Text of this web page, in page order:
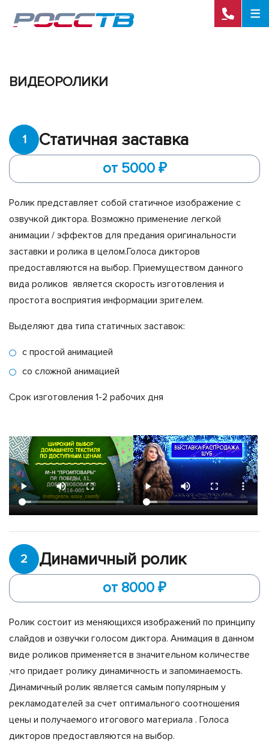
ВИДЕОРОЛИКИ
1 Статичная заставка
от 5000 ₽
Ролик представляет собой статичное изображение с
озвучкой диктора. Возможно применение легкой
анимации / эффектов для предания оригинальности
заставки и ролика в целом.Голоса дикторов
предоставляются на выбор. Приемуществом данного
вида роликов является скорость изготовления и
простота восприятия информации зрителем.
Выделяют два типа статичных заставок:
с простой анимацией
со сложной анимацией
Срок изготовления 1-2 рабочих дня
2 Динамичный ролик
от 8000 ₽
Ролик состоит из меняющихся изображений по принципу
слайдов и озвучки голосом диктора. Анимация в данном
виде роликов применяется в значительном количестве
,что придает ролику динамичность и запоминаемость.
Динамичный ролик является самым популярным у
рекламодателей за счет оптимального соотношения
цены и получаемого итогового материала . Голоса
дикторов предоставляются на выбор.